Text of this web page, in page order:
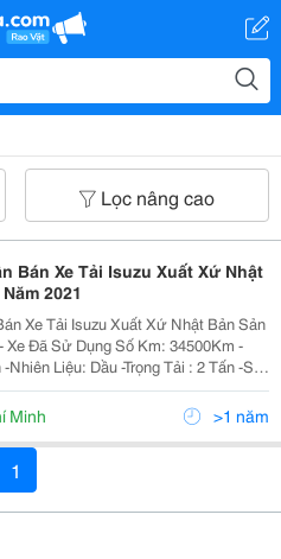
Lọc nâng cao
Bán Xe Tải Isuzu Xuất Xứ Nhật
2021
Xe Tải Isuzu Xuất Xứ Nhật Bản Sản
Đụng , -Lốp Xơ Cua Chưa
Minh >1 năm
1